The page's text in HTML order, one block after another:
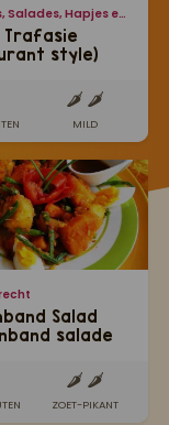
Voorafjes, Salades, Hapjes en Lekkernijen
Trafasie
style)
MILD
Salad
salade
ZOET-PIKANT